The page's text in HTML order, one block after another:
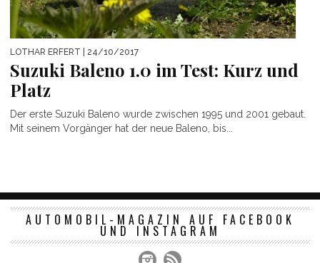
LOTHAR ERFERT | 24/10/2017
Suzuki Baleno 1.0 im Test: Kurz und
Platz
Der erste Suzuki Baleno wurde zwischen 1995 und 2001 gebaut.
Mit seinem Vorgänger hat der neue Baleno, bis...
AUTOMOBIL-MAGAZIN AUF FACEBOOK
UND INSTAGRAM